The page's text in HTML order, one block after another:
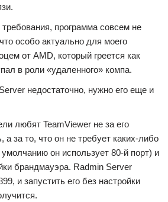
программа совсем не
особо актуально для моего
от AMD, который греется как
в роли «удаленного» компа.
недостаточно, нужно его еще и
любят TeamViewer не за его
а за то, что он не требует каких-либо
он использует 80-й порт) и
брандмауэра. Radmin Server
и запустить его без настройки